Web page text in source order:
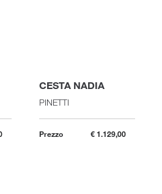
CESTA NADIA
PINETTI
Prezzo € 1.129,00